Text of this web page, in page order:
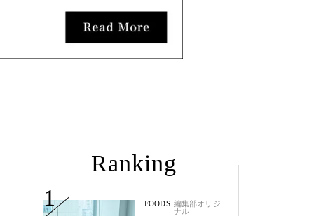
Ranking
1
FOODS 編集部オリジ
ナル